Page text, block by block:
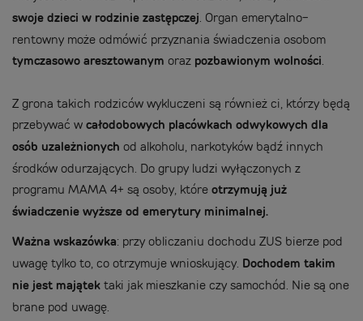
swoje dzieci w rodzinie zastępczej. Organ emerytalno-
rentowny może odmówić przyznania świadczenia osobom
tymczasowo aresztowanym oraz pozbawionym wolności.
Z grona takich rodziców wykluczeni są również ci, którzy będą
przebywać w całodobowych placówkach odwykowych dla
osób uzależnionych od alkoholu, narkotyków bądź innych
środków odurzających. Do grupy ludzi wyłączonych z
programu MAMA 4+ są osoby, które otrzymują już
świadczenie wyższe od emerytury minimalnej.
Ważna wskazówka: przy obliczaniu dochodu ZUS bierze pod
uwagę tylko to, co otrzymuje wnioskujący. Dochodem takim
nie jest majątek taki jak mieszkanie czy samochód. Nie są one
brane pod uwagę.